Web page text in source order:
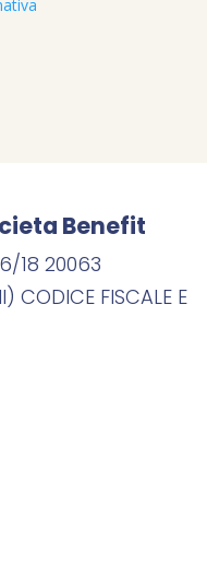
Benefit
18 20063
CODICE FISCALE E